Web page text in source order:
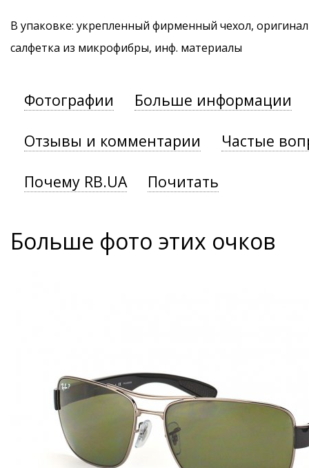
В упаковке: укрепленный фирменный чехол,
салфетка из микрофибры, инф. материалы
Фотографии Больше информации
Отзывы и комментарии Частые
Почему RB.UA Почитать
Больше фото этих очков